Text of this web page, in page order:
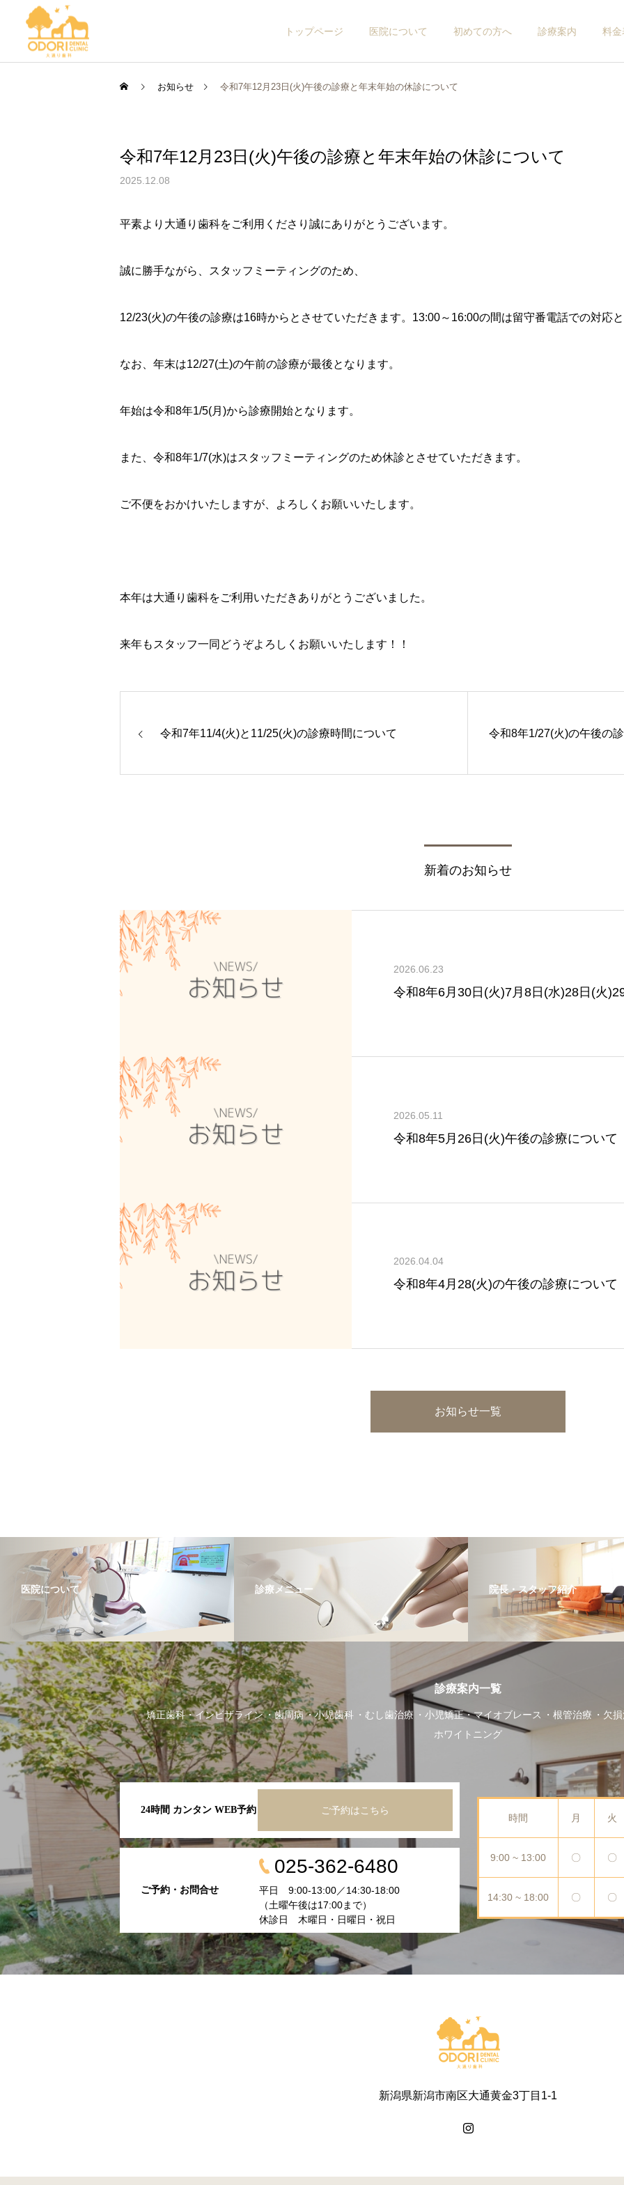
トップページ 医院について 初めての方へ 診療案内 料金
お知らせ 令和7年12月23日(火)午後の診療と年末年始の休診について
令和7年12月23日(火)午後の診療と年末年始の休診について
2025.12.08
平素より大通り歯科をご利用くださり誠にありがとうございます。
誠に勝手ながら、スタッフミーティングのため、
12/23(火)の午後の診療は16時からとさせていただきます。13:00～16:00の間は留守番電話での対応と
なお、年末は12/27(土)の午前の診療が最後となります。
年始は令和8年1/5(月)から診療開始となります。
また、令和8年1/7(水)はスタッフミーティングのため休診とさせていただきます。
ご不便をおかけいたしますが、よろしくお願いいたします。
本年は大通り歯科をご利用いただきありがとうございました。
来年もスタッフ一同どうぞよろしくお願いいたします！！
令和7年11/4(火)と11/25(火)の診療時間について 令和8年1/27(火)の午後の
新着のお知らせ
2026.06.23
令和8年6月30日(火)7月8日(水)28日(火
2026.05.11
令和8年5月26日(火)午後の診療について
2026.04.04
令和8年4月28(火)の午後の診療について
お知らせ一覧
医院について 診療メニュー 院長・スタッフ紹介
診療案内一覧
矯正歯科・インビザライン 歯周病 小児歯科 むし歯治療 小児矯正・マイオブレース 根管治療 欠
ホワイトニング
24時間 カンタン WEB予約 ご予約はこちら
ご予約・お問合せ
025-362-6480
平日 9:00-13:00／14:30-18:00
（土曜午後は17:00まで）
休診日 木曜日・日曜日・祝日
時間 月 火
9:00 ~ 13:00 〇 〇
14:30 ~ 18:00 〇 〇
新潟県新潟市南区大通黄金3丁目1-1